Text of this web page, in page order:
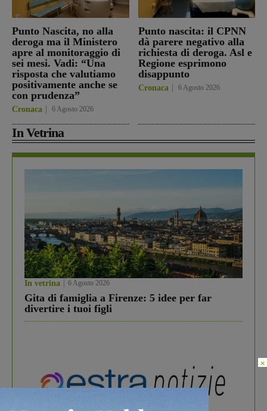
Punto Nascita, no alla
deroga ma il Ministero
apre al monitoraggio di
sei mesi. Vadi: “Una
risposta che valutiamo
positivamente anche se
con prudenza”
Cronaca 6 Agosto 2026
Punto nascita: il CPNN
dà parere negativo alla
richiesta di deroga. Asl e
Regione esprimono
disappunto
Cronaca 6 Agosto 2026
In Vetrina
In vetrina 6 Agosto 2026
Gita di famiglia a Firenze: 5 idee per far
divertire i tuoi figli
×